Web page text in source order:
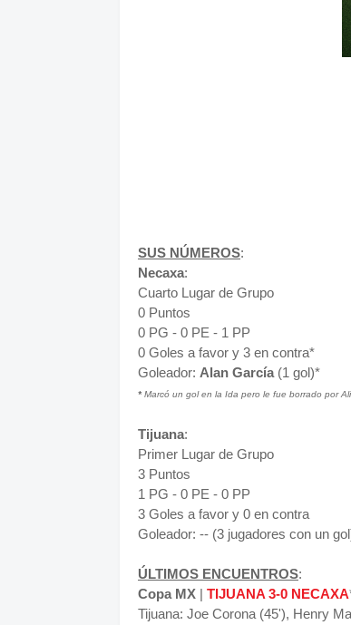
SUS NÚMEROS:
Necaxa:
Cuarto Lugar de Grupo
0 Puntos
0 PG - 0 PE - 1 PP
0 Goles a favor y 3 en contra*
Goleador: Alan García (1 gol)*
* Marcó un gol en la Ida pero le fue borrado por
Tijuana:
Primer Lugar de Grupo
3 Puntos
1 PG - 0 PE - 0 PP
3 Goles a favor y 0 en contra
Goleador: -- (3 jugadores con un
ÚLTIMOS ENCUENTROS:
Copa MX | TIJUANA 3-0 NECAXA
Tijuana: Joe Corona (45'), Henry